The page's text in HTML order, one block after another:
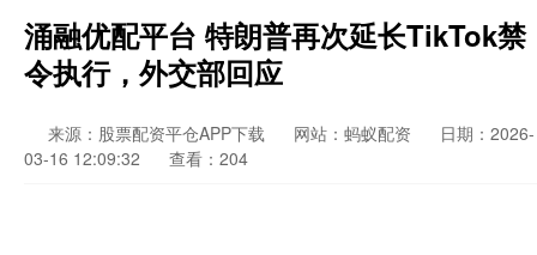
涌融优配平台 特朗普再次延长TikTok禁
令执行，外交部回应
来源：股票配资平仓APP下载 网站：蚂蚁配资
日期：2026-
03-16 12:09:32
查看：204